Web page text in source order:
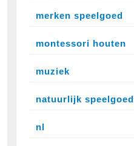
merken speelgoed
montessori houten
muziek
natuurlijk speelgoed
nl